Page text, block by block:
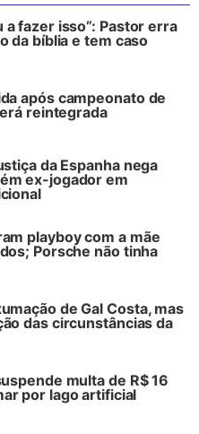
a fazer isso”: Pastor erra
da bíblia e tem caso
após campeonato de
reintegrada
da Espanha nega
ex-jogador em
playboy com a mãe
Porsche não tinha
de Gal Costa, mas
das circunstâncias da
multa de R$ 16
por lago artificial